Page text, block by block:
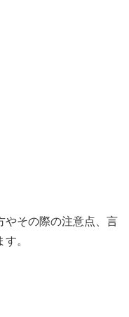
やその際の注意点、言
。